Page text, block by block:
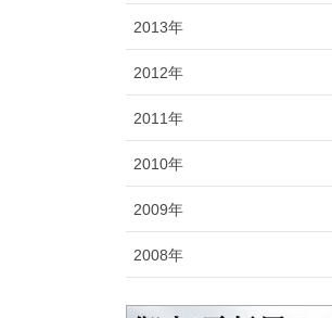
2013年
2012年
2011年
2010年
2009年
2008年